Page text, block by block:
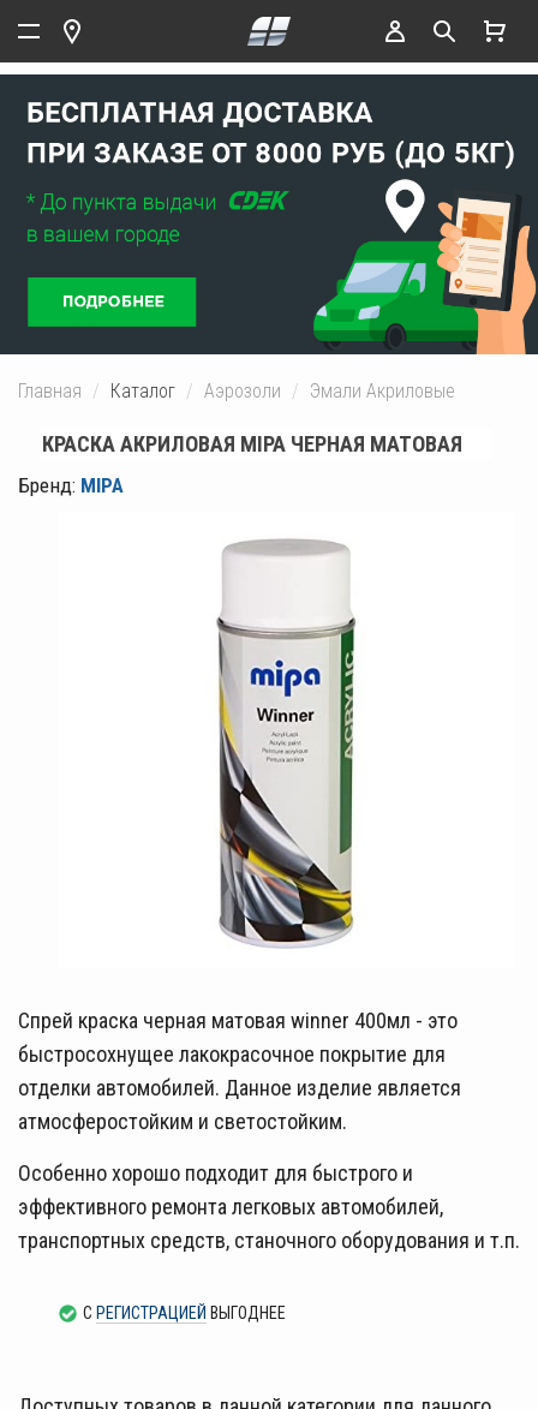
Главная Каталог Аэрозоли Эмали Акриловые
КРАСКА АКРИЛОВАЯ MIPA ЧЕРНАЯ МАТОВАЯ
Бренд: MIPA
Спрей краска черная матовая winner 400мл - это
быстросохнущее лакокрасочное покрытие для
отделки автомобилей. Данное изделие является
атмосферостойким и светостойким.
Особенно хорошо подходит для быстрого и
эффективного ремонта легковых автомобилей,
транспортных средств, станочного оборудования и т.п.
С РЕГИСТРАЦИЕЙ ВЫГОДНЕЕ